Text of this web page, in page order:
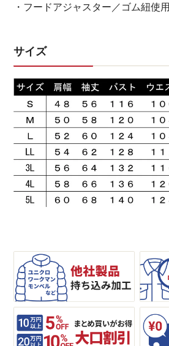
・フードアジャスター／ゴム紐使用
サイズ